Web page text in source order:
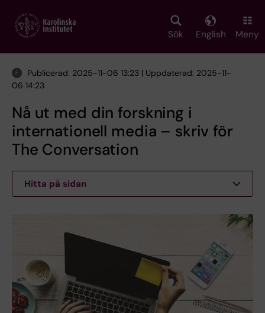
main
Sök English Meny
Publicerad: 2025-11-06 13:23 | Uppdaterad: 2025-11-
06 14:23
Nå ut med din forskning i
internationell media – skriv för
The Conversation
Hitta på sidan